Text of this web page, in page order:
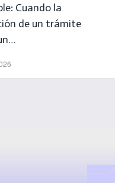
Cuando la
de un trámite